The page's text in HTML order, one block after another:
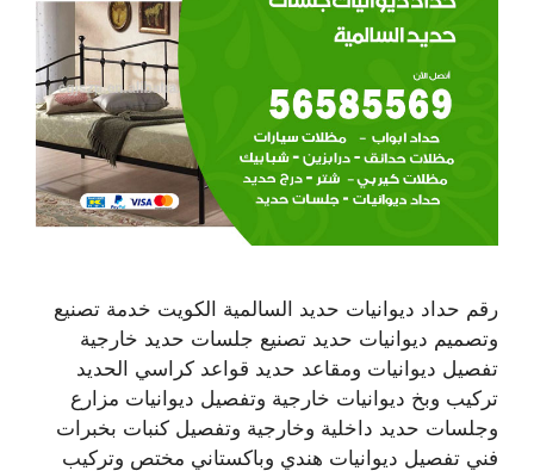
رقم حداد ديوانيات حديد السالمية الكويت خدمة تصنيع
وتصميم ديوانيات حديد تصنيع جلسات حديد خارجية
تفصيل ديوانيات ومقاعد حديد قواعد كراسي الحديد
تركيب وبخ ديوانيات خارجية وتفصيل ديوانيات مزارع
وجلسات حديد داخلية وخارجية وتفصيل كنبات بخبرات
فني تفصيل ديوانيات هندي وباكستاني مختص وتركيب